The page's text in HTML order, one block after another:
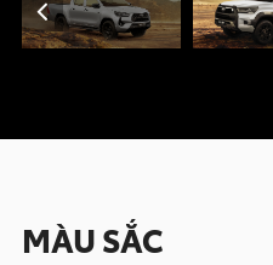
MÀU SẮC